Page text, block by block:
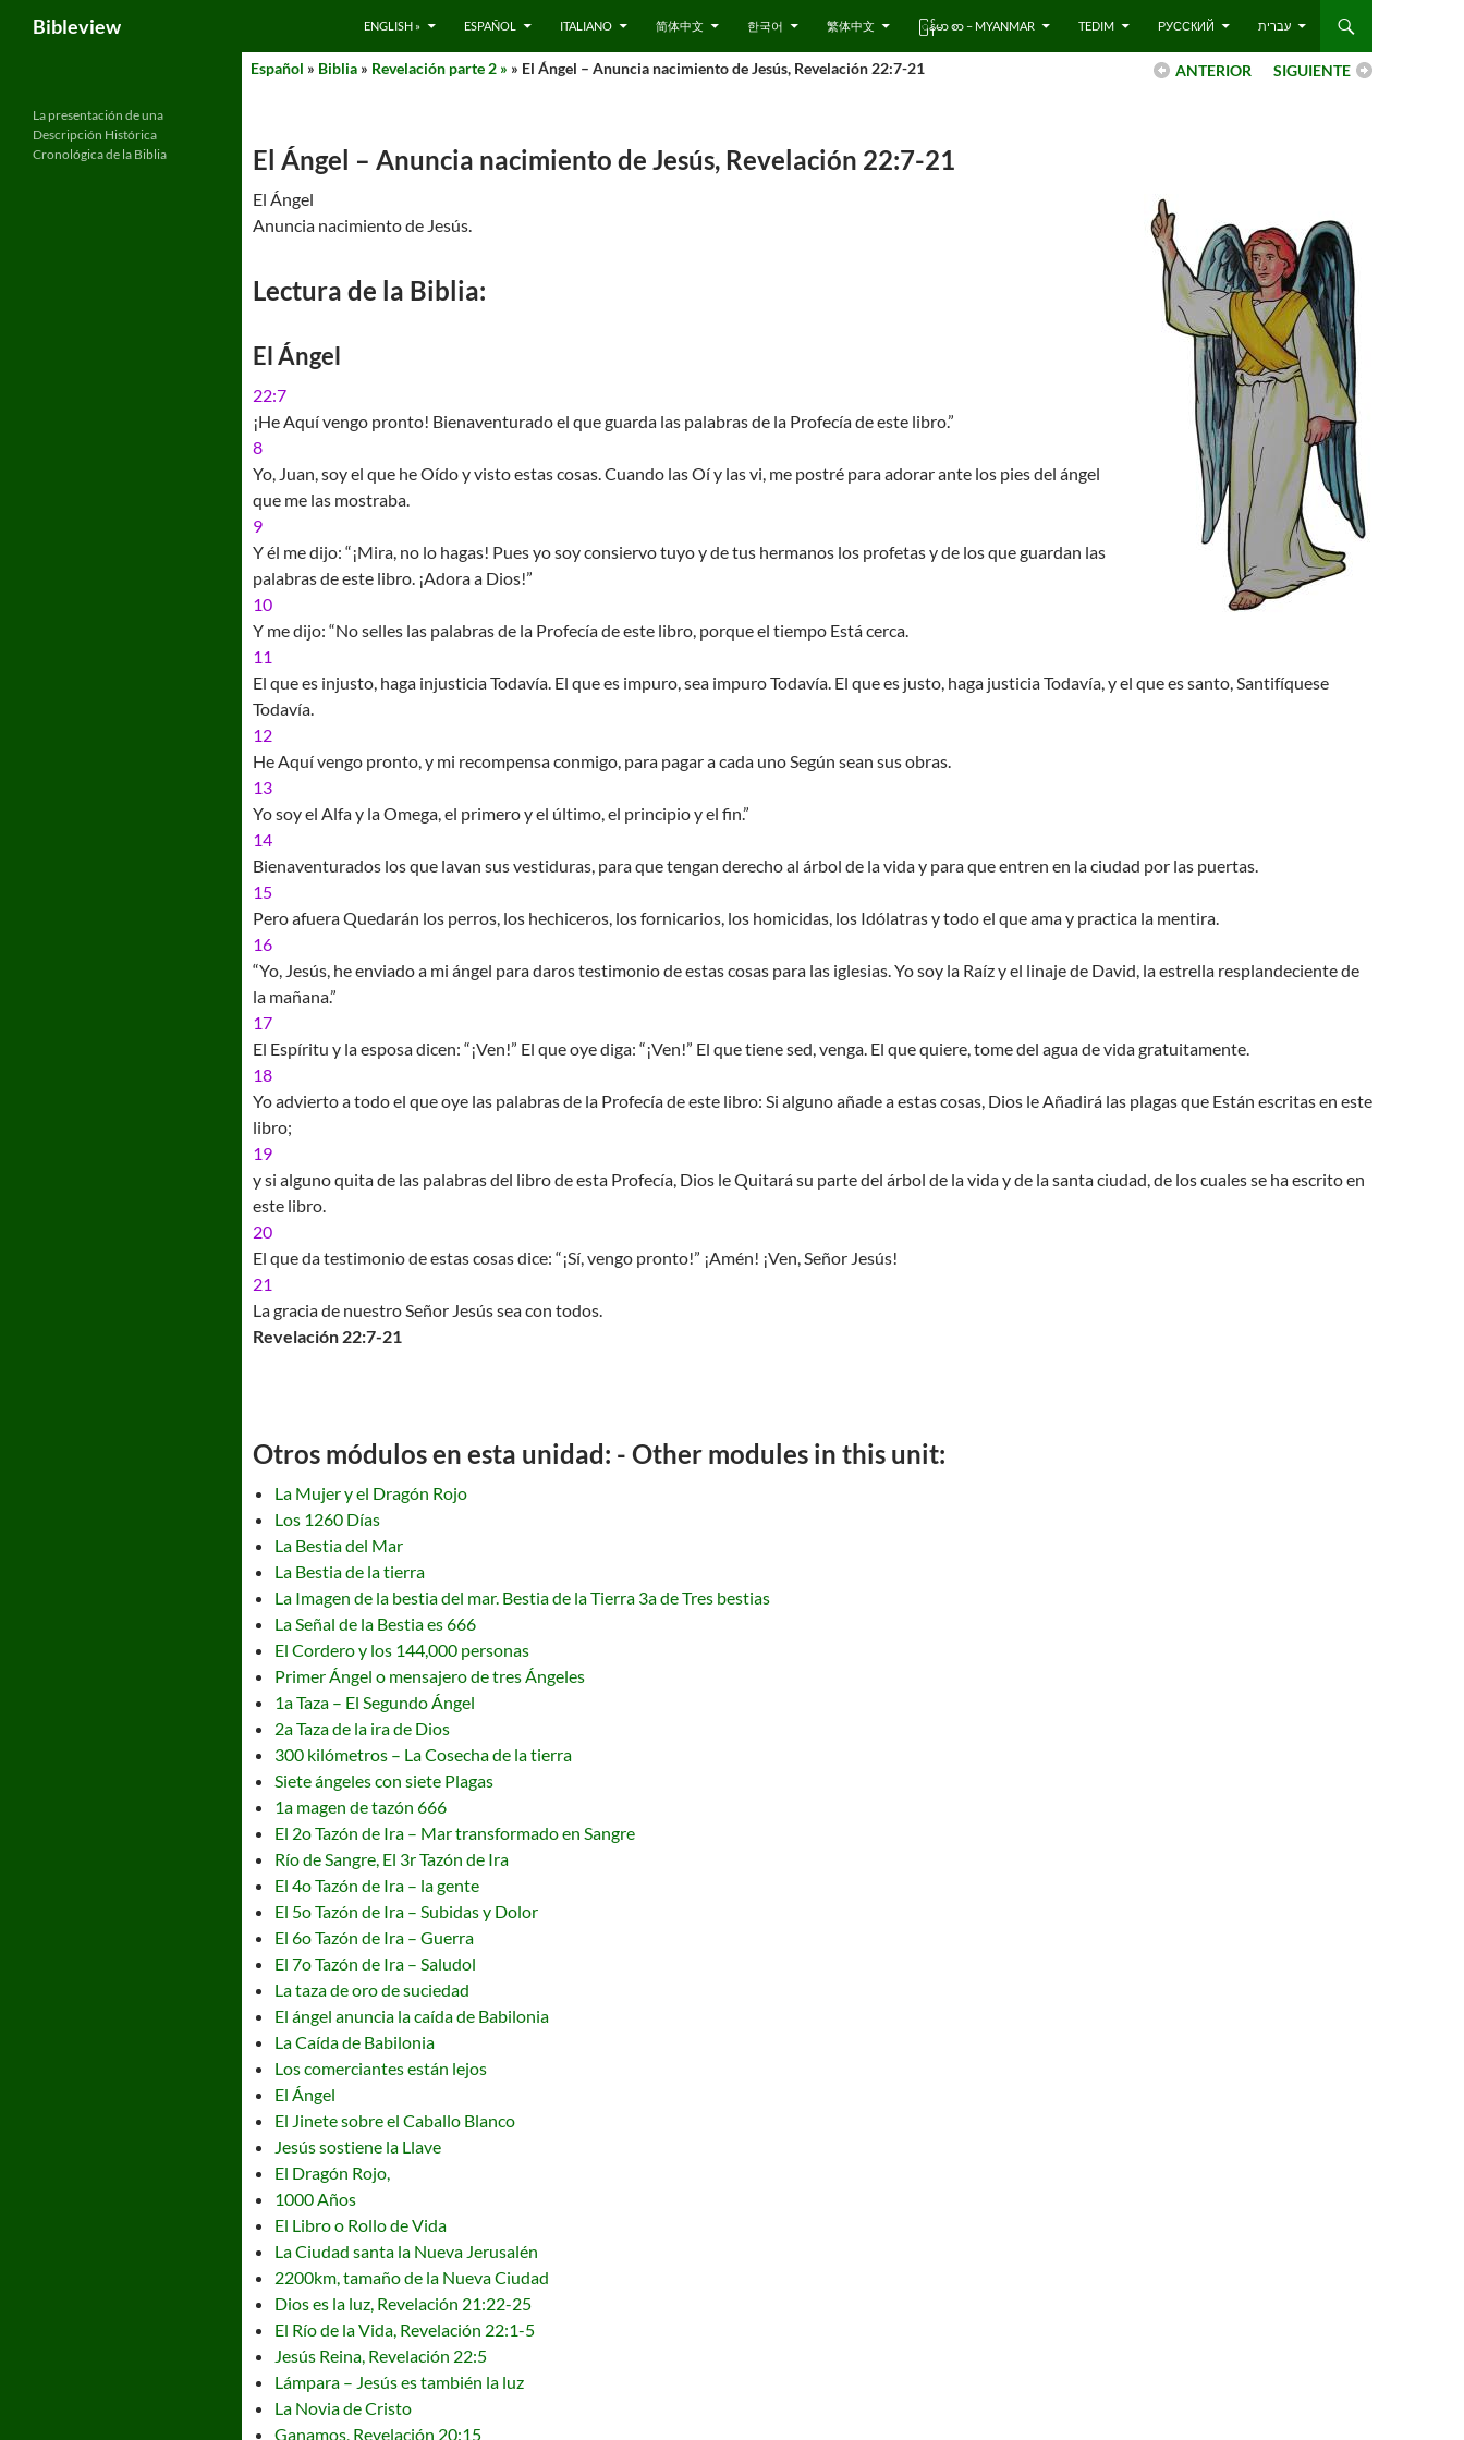
content
Bibleview ENGLISH » ESPAÑOL ITALIANO 简体中文 한국어 繁体中文 ြန်မာ စာ – MYANMAR TEDIM РУССКИЙ עברית
SIGUIENTE
ANTERIOR
Español » Biblia » Revelación parte 2 » » El Ángel – Anuncia nacimiento de Jesús, Revelación 22:7-21
El Ángel – Anuncia nacimiento de Jesús, Revelación 22:7-21
El Ángel
Anuncia nacimiento de Jesús.
Lectura de la Biblia:
El Ángel
22:7
¡He Aquí vengo pronto! Bienaventurado el que guarda las palabras de la Profecía de este libro.”
8
Yo, Juan, soy el que he Oído y visto estas cosas. Cuando las Oí y las vi, me postré para adorar ante los pies del ángel
que me las mostraba.
9
Y él me dijo: “¡Mira, no lo hagas! Pues yo soy consiervo tuyo y de tus hermanos los profetas y de los que guardan las
palabras de este libro. ¡Adora a Dios!”
10
Y me dijo: “No selles las palabras de la Profecía de este libro, porque el tiempo Está cerca.
11
El que es injusto, haga injusticia Todavía. El que es impuro, sea impuro Todavía. El que es justo, haga justicia Todavía, y el que es santo, Santifíquese
Todavía.
12
He Aquí vengo pronto, y mi recompensa conmigo, para pagar a cada uno Según sean sus obras.
13
Yo soy el Alfa y la Omega, el primero y el último, el principio y el fin.”
14
Bienaventurados los que lavan sus vestiduras, para que tengan derecho al árbol de la vida y para que entren en la ciudad por las puertas.
15
Pero afuera Quedarán los perros, los hechiceros, los fornicarios, los homicidas, los Idólatras y todo el que ama y practica la mentira.
16
“Yo, Jesús, he enviado a mi ángel para daros testimonio de estas cosas para las iglesias. Yo soy la Raíz y el linaje de David, la estrella resplandeciente de
la mañana.”
17
El Espíritu y la esposa dicen: “¡Ven!” El que oye diga: “¡Ven!” El que tiene sed, venga. El que quiere, tome del agua de vida gratuitamente.
18
Yo advierto a todo el que oye las palabras de la Profecía de este libro: Si alguno añade a estas cosas, Dios le Añadirá las plagas que Están escritas en este
libro;
19
y si alguno quita de las palabras del libro de esta Profecía, Dios le Quitará su parte del árbol de la vida y de la santa ciudad, de los cuales se ha escrito en
este libro.
20
El que da testimonio de estas cosas dice: “¡Sí, vengo pronto!” ¡Amén! ¡Ven, Señor Jesús!
21
La gracia de nuestro Señor Jesús sea con todos.
Revelación 22:7-21
Otros módulos en esta unidad: - Other modules in this unit:
La Mujer y el Dragón Rojo
Los 1260 Días
La Bestia del Mar
La Bestia de la tierra
La Imagen de la bestia del mar. Bestia de la Tierra 3a de Tres bestias
La Señal de la Bestia es 666
El Cordero y los 144,000 personas
Primer Ángel o mensajero de tres Ángeles
1a Taza – El Segundo Ángel
2a Taza de la ira de Dios
300 kilómetros – La Cosecha de la tierra
Siete ángeles con siete Plagas
1a magen de tazón 666
El 2o Tazón de Ira – Mar transformado en Sangre
Río de Sangre, El 3r Tazón de Ira
El 4o Tazón de Ira – la gente
El 5o Tazón de Ira – Subidas y Dolor
El 6o Tazón de Ira – Guerra
El 7o Tazón de Ira – Saludol
La taza de oro de suciedad
El ángel anuncia la caída de Babilonia
La Caída de Babilonia
Los comerciantes están lejos
El Ángel
El Jinete sobre el Caballo Blanco
Jesús sostiene la Llave
El Dragón Rojo,
1000 Años
El Libro o Rollo de Vida
La Ciudad santa la Nueva Jerusalén
2200km, tamaño de la Nueva Ciudad
Dios es la luz, Revelación 21:22-25
El Río de la Vida, Revelación 22:1-5
Jesús Reina, Revelación 22:5
Lámpara – Jesús es también la luz
La Novia de Cristo
Ganamos, Revelación 20:15
La presentación de una
Descripción Histórica
Cronológica de la Biblia